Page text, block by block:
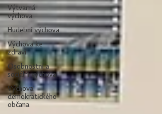
Výtvarná
výchova
Hudební výchova
Výchova ke
zdraví
Osobnostní a
sociální výchova
Výchova
demokratického
občana